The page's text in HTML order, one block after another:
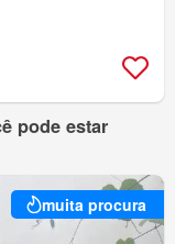
pode estar
muita procura